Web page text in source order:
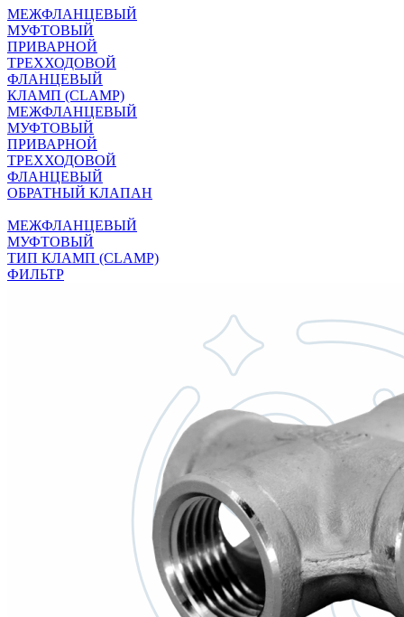
МЕЖФЛАНЦЕВЫЙ
МУФТОВЫЙ
ПРИВАРНОЙ
ТРЕХХОДОВОЙ
ФЛАНЦЕВЫЙ
КЛАМП (CLAMP)
МЕЖФЛАНЦЕВЫЙ
МУФТОВЫЙ
ПРИВАРНОЙ
ТРЕХХОДОВОЙ
ФЛАНЦЕВЫЙ
ОБРАТНЫЙ КЛАПАН
МЕЖФЛАНЦЕВЫЙ
МУФТОВЫЙ
ТИП КЛАМП (CLAMP)
ФИЛЬТР